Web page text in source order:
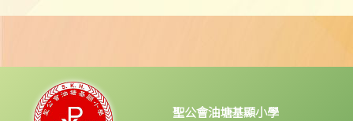
聖公會油塘基顯小學